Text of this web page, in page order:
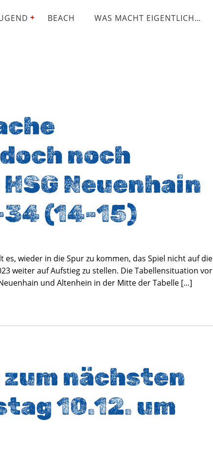
BEACH WAS MACHT EIGENTLICH…
noch
Neuenhain
(14-15)
wieder in die Spur zu kommen, das Spiel nicht auf die
weiter auf Aufstieg zu stellen. Die Tabellensituation vor
und Altenhein in der Mitte der Tabelle […]
nächsten
10.12. um